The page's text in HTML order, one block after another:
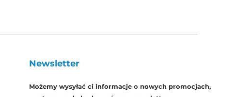
Newsletter
Możemy wysyłać ci informacje o nowych promocjach,